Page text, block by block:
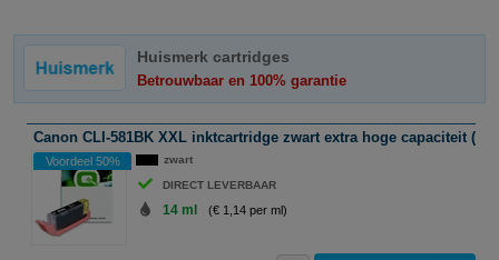
Huismerk cartridges
Betrouwbaar en 100% garantie
Canon CLI-581BK XXL inktcartridge zwart extra hoge capaciteit
Voordeel 50% zwart
DIRECT LEVERBAAR
14 ml (€ 1,14 per ml)